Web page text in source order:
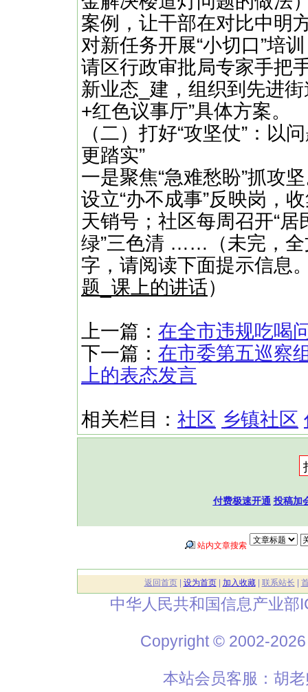
案例，让干部在对比中明
对新任务开展“小切口”培
请区行政审批局专家手把
新业态_建，组织到先进街
+红色议事厅”具体方案。
（二）打好“攻坚仗”：以
更踏实”
一是聚焦“急难愁盼”抓攻
设立“办不成事”反映岗，
天销号；社区每周召开“居
绿”三色清 ……（未完，全
字，请阅读下面提示信息
题_课上的讲话）
上一篇： 在全市违规吃喝
下一篇： 在市委第五巡察
上的表态发言
相关栏目： 社区 乡镇社区
付费极速开通 投稿加
站内文章搜索
返回首页| 设为首页| 加入收藏| 联系站长
中华人民共和国信息产业部
Copyright © 2002-
本站会员客服：胡